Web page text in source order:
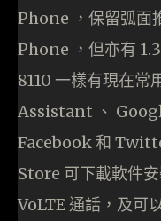
Phone ，保留弧面
Phone ，但亦有
8110 一樣有現在
Assistant 、
Facebook 和
Store 可下載軟件
VoLTE 通話，及